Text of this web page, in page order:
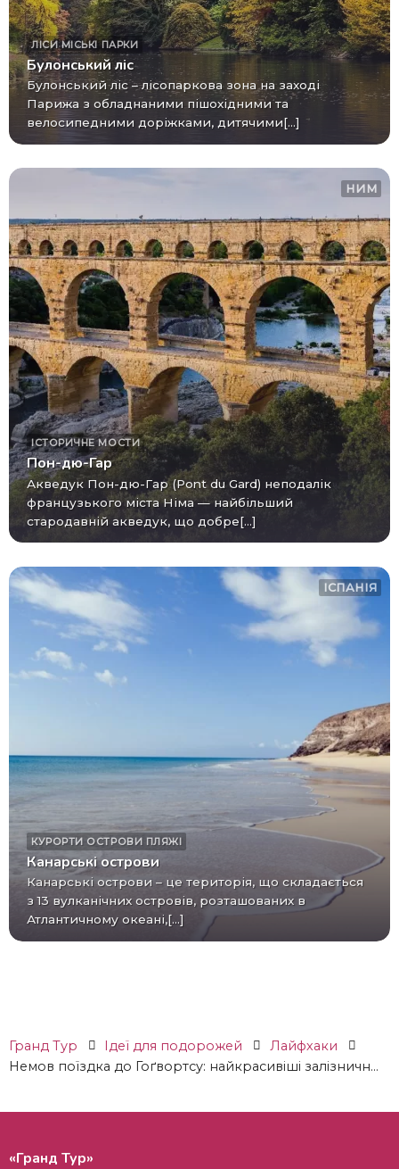
ЛІСИ МІСЬКІ ПАРКИ
Булонський ліс
Булонський ліс – лісопаркова зона на заході
Парижа з обладнаними пішохідними та
велосипедними доріжками, дитячими[...]
НИМ
ІСТОРИЧНЕ МОСТИ
Пон-дю-Гар
Акведук Пон-дю-Гар (Pont du Gard) неподалік
французького міста Німа — найбільший
стародавній акведук, що добре[...]
ІСПАНІЯ
КУРОРТИ ОСТРОВИ ПЛЯЖІ
Канарські острови
Канарські острови – це територія, що складається
з 13 вулканічних островів, розташованих в
Атлантичному океані,[...]
Гранд Тур Ідеї ​​для подорожей
Лайфхаки
Немов поїздка до Гоґвортсу: найкрасивіші залізничн...
«Гранд Тур»